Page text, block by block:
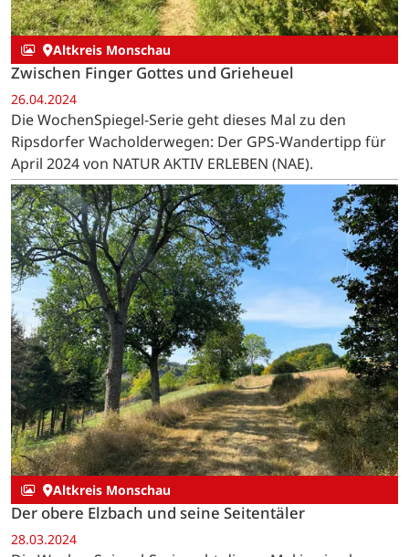
Altkreis Monschau
Zwischen Finger Gottes und Grieheuel
26.04.2024
Die WochenSpiegel-Serie geht dieses Mal zu den
Ripsdorfer Wacholderwegen: Der GPS-Wandertipp für
April 2024 von NATUR AKTIV ERLEBEN (NAE).
Altkreis Monschau
Der obere Elzbach und seine Seitentäler
28.03.2024